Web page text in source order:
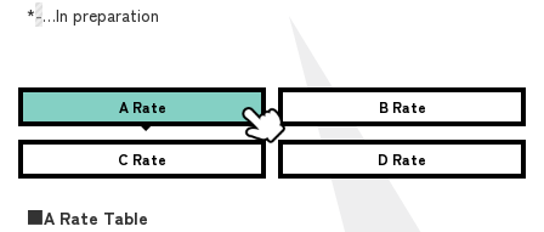
*-…In preparation
A Rate B Rate
C Rate D Rate
■A Rate Table